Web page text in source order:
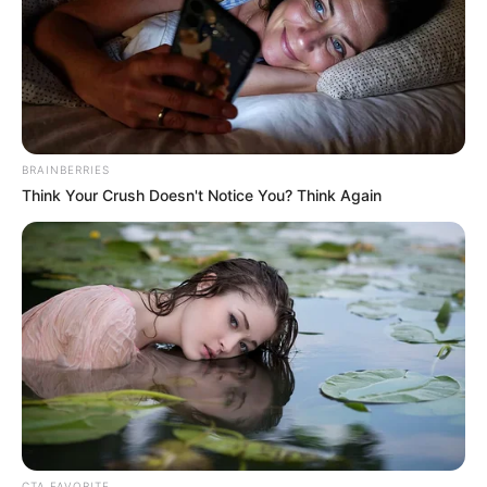
Pfizer's Worst Nightmare: Men Canceling $80
Prescriptions For This 87¢ Blue Pill Hack
Polar Bear Approaches Fishermen - Watch
BUZZDAY
BRAINBERRIES
Think Your Crush Doesn't Notice You? Think Again